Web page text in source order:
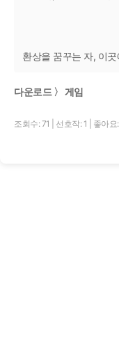
환상을 꿈꾸는 자, 이
다운로드 〉 게임
조회수: 71 선호작: 1 좋아요